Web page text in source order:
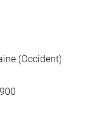
(Occident)